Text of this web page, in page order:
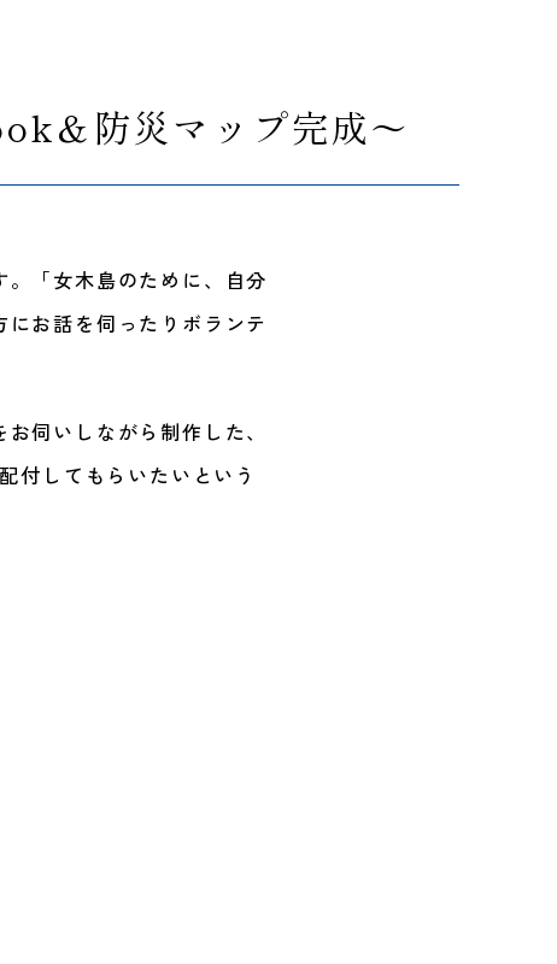
＆防災マップ完成～
「女木島のために、自分
お話を伺ったりボランテ
伺いしながら制作した、
付してもらいたいという